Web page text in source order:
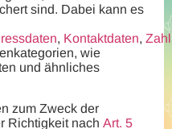
sind. Dabei kann es
, Kontaktdaten,
wie
und ähnliches
zum Zweck der
Richtigkeit nach Art. 5